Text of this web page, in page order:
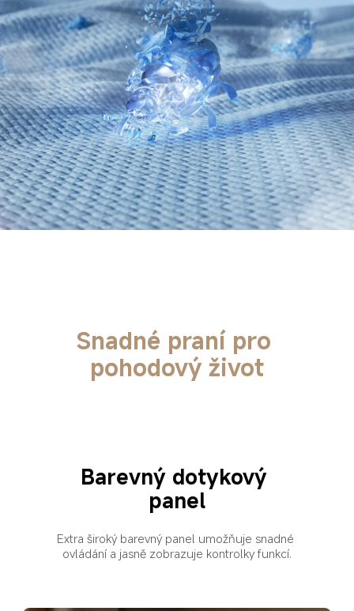
Snadné praní pro
pohodový život
Barevný dotykový
panel
Extra široký barevný panel umožňuje snadné
ovládání a jasně zobrazuje kontrolky funkcí.